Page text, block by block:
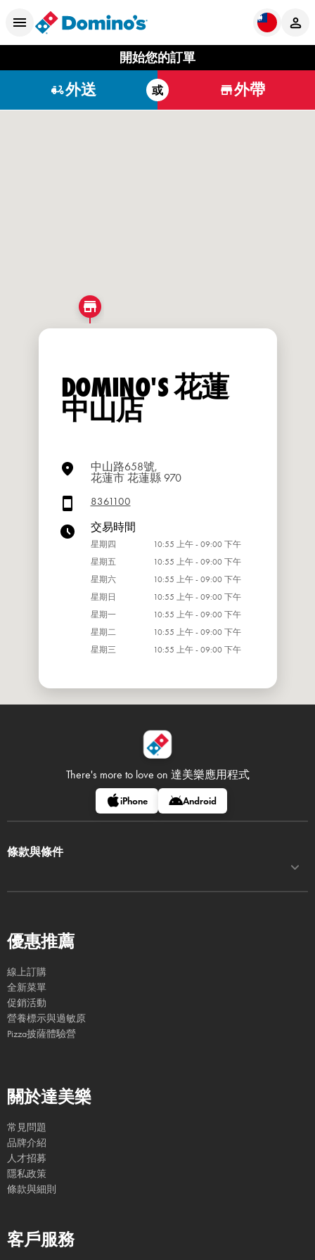
開始您的訂單
外送 或 外帶
DOMINO'S 花蓮
中山店
中山路658號,
花蓮市 花蓮縣 970
8361100
交易時間
星期四
10:55 上午 - 09:00 下午
星期五
10:55 上午 - 09:00 下午
星期六
10:55 上午 - 09:00 下午
星期日
10:55 上午 - 09:00 下午
星期一
10:55 上午 - 09:00 下午
星期二
10:55 上午 - 09:00 下午
星期三
10:55 上午 - 09:00 下午
There's more to love on 達美樂應用程式
iPhone Android
條款與條件
優惠推薦
線上訂購
全新菜單
促銷活動
營養標示與過敏原
Pizza披薩體驗營
關於達美樂
常見問題
品牌介紹
人才招募
隱私政策
條款與細則
客戶服務